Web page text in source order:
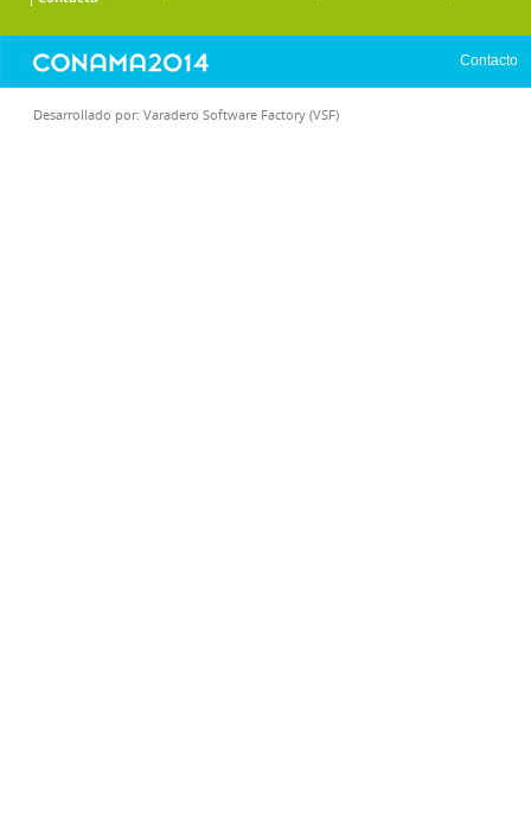
Contacto
Desarrollado por: Varadero Software Factory (VSF)